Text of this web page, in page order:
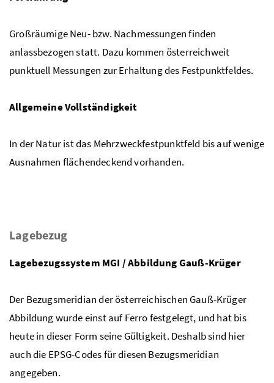
Großräumige Neu- bzw. Nachmessungen finden
anlassbezogen statt. Dazu kommen österreichweit
punktuell Messungen zur Erhaltung des Festpunktfeldes.
Allgemeine Vollständigkeit
In der Natur ist das Mehrzweckfestpunktfeld bis auf wenige
Ausnahmen flächendeckend vorhanden.
Lagebezug
Lagebezugssystem MGI / Abbildung Gauß-Krüger
Der Bezugsmeridian der österreichischen Gauß-Krüger
Abbildung wurde einst auf Ferro festgelegt, und hat bis
heute in dieser Form seine Gültigkeit. Deshalb sind hier
auch die EPSG-Codes für diesen Bezugsmeridian
angegeben.